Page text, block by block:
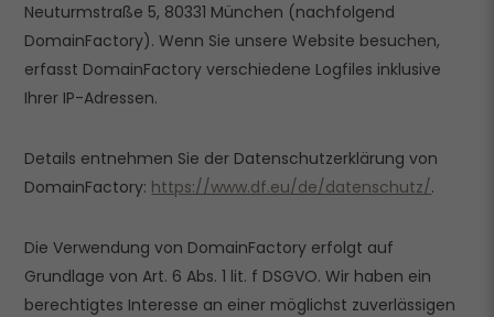
Neuturmstraße 5, 80331 München (nachfolgend
DomainFactory). Wenn Sie unsere Website besuchen,
erfasst DomainFactory verschiedene Logfiles inklusive
Ihrer IP-Adressen.
Details entnehmen Sie der Datenschutzerklärung von
DomainFactory: https://www.df.eu/de/datenschutz/.
Die Verwendung von DomainFactory erfolgt auf
Grundlage von Art. 6 Abs. 1 lit. f DSGVO. Wir haben ein
berechtigtes Interesse an einer möglichst zuverlässigen